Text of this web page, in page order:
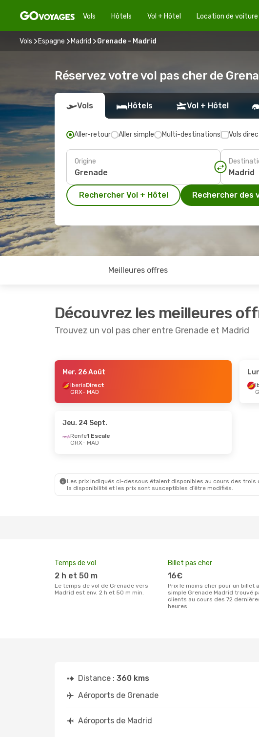
Vols Hôtels Vol + Hôtel Location de voiture
Vols Espagne Madrid Grenade - Madrid
Réservez votre vol pas cher de
Vols Hôtels Vol + Hôtel
Aller-retour Aller simple Multi-destinations Vols
Origine
Rechercher Vol + Hôtel Rechercher des
Meilleures offres
Découvrez les meilleures
Trouvez un vol pas cher entre Grenade et Madrid
- Dim. 30 Août - Mer. 9
- Lun. 12 Oct.
Mer. 26 Août
IberiaDirect
GRX- MAD
Jeu. 24 Sept.
Renfe1 Escale
GRX- MAD
Les prix indiqués ci-dessous étaient disponibles au cours des
la disponibilité et les prix sont susceptibles d’être modifiés.
Temps de vol
2 h et 50 m
Le temps de vol de Grenade vers
Madrid est env. 2 h et 50 m min.
Billet pas cher
16€
Prix le moins cher pour un billet aller
simple Grenade Madrid trouvé
clients au cours des 72
heures
Distance : 360 kms
Aéroports de Grenade
Aéroports de Madrid